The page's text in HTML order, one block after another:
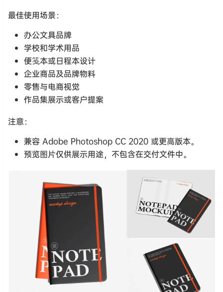
最佳使用场景：
办公文具品牌
学校和学术用品
便笺本或日程本设计
企业商品及品牌物料
零售与电商视觉
作品集展示或客户提案
注意：
兼容 Adobe Photoshop CC 2020 或更高版本。
预览图片仅供展示用途，不包含在交付文件中。